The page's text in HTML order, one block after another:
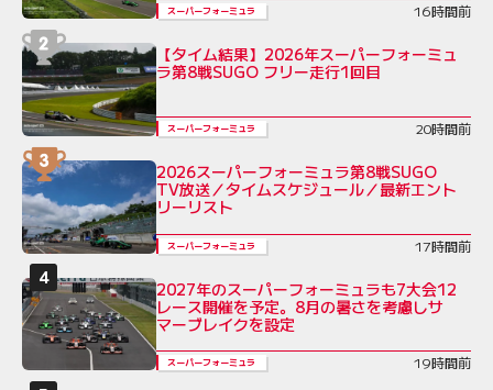
スーパーフォーミュラ 16時間前
【タイム結果】2026年スーパーフォーミュ
ラ第8戦SUGO フリー走行1回目
スーパーフォーミュラ 20時間前
2026スーパーフォーミュラ第8戦SUGO
TV放送／タイムスケジュール／最新エント
リーリスト
スーパーフォーミュラ 17時間前
2027年のスーパーフォーミュラも7大会12
レース開催を予定。8月の暑さを考慮しサ
マーブレイクを設定
スーパーフォーミュラ 19時間前